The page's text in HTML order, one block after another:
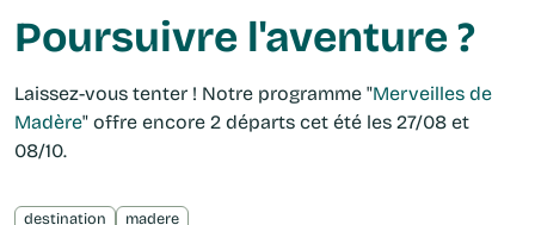
Poursuivre l'aventure ?
Laissez-vous tenter ! Notre programme "Merveilles de
Madère" offre encore 2 départs cet été les 27/08 et
08/10.
destination madere